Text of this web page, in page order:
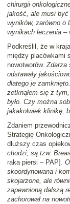
chirurgii
jakość, ale musi być
wyników, zarówno o
wynikach leczenia –
Podkreślił, że w
między placówkami
nowotworów.Zdarza
odstawały
dlatego je
zetknąłem się z
było. Czy można
jakakolwiek klinikę,
Zdaniem
Strategię
dłuższy czas
chodzi, są tzw.
raka piersi – PAP].
skoordynowana i
skojarzone, ale
zapewnioną dalszą
zachorował na